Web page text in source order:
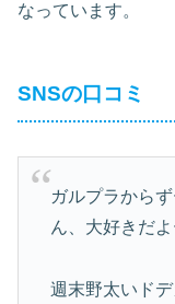
なっています。
SNSの口コミ
ガルプラから
ん、大好きだ
週末野太いド